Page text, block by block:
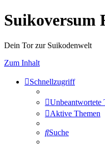
Suikoversum
Dein Tor zur Suikodenwelt
Zum Inhalt
Schnellzugriff
Unbeantwortete
Aktive Themen
Suche